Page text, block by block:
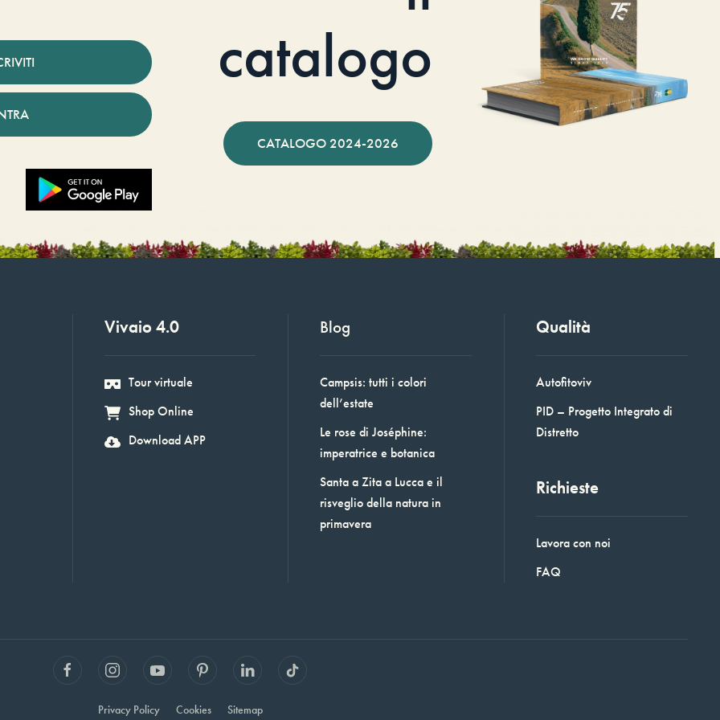
catalogo
CATALOGO 2024-2026
Vivaio 4.0
Tour virtuale
Shop Online
Download APP
Blog
Campsis: tutti i colori
dell’estate
Le rose di Joséphine:
imperatrice e botanica
Santa a Zita a Lucca e il
risveglio della natura in
primavera
Qualità
Autofitoviv
PID – Progetto Integrato di
Distretto
Richieste
Lavora con noi
FAQ
Privacy Policy Cookies Sitemap